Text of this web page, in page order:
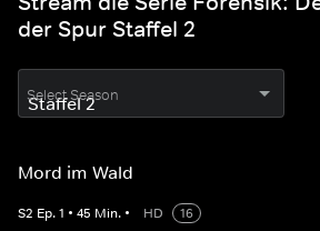
der Spur Staffel 2
Select Season
Mord im Wald
S2 Ep.1 • 45 Min. • HD
16